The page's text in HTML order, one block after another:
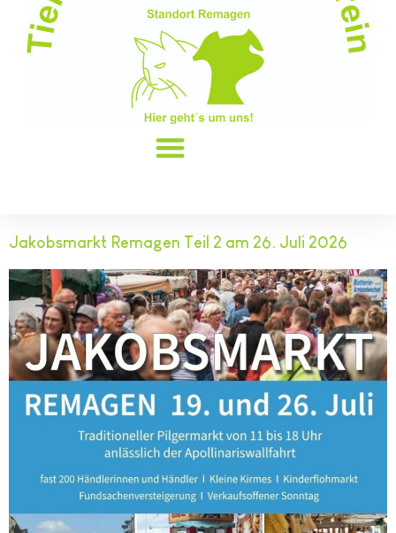
Jakobsmarkt Remagen Teil 2 am 26. Juli 2026